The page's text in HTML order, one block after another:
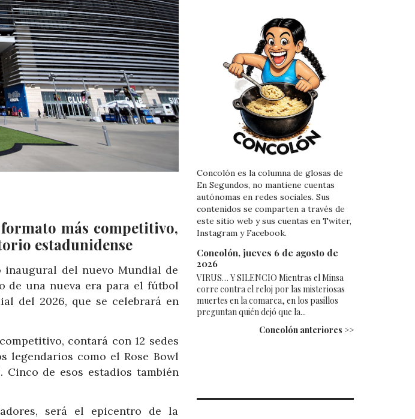
más competitivo,
estadunidense
del nuevo Mundial de
de una nueva era para el fútbol
del 2026, que se celebrará en
contará con 12 sedes
legendarios como el Rose Bowl
Cinco de esos estadios también
será el epicentro de la
Concolón es la columna de glosas de
En Segundos, no mantiene cuentas
autónomas en redes sociales. Sus
contenidos se comparten a través de
este sitio web y sus cuentas en Twiter,
Instagram y Facebook.
Concolón, jueves 6 de agosto de
2026
VIRUS… Y SILENCIO Mientras el Minsa
corre contra el reloj por las misteriosas
muertes en la comarca, en los pasillos
preguntan quién dejó que la...
Concolón anteriores >>